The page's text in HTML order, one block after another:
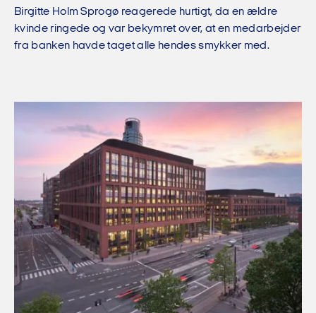
Birgitte Holm Sprogø reagerede hurtigt, da en ældre
kvinde ringede og var bekymret over, at en medarbejder
fra banken havde taget alle hendes smykker med.